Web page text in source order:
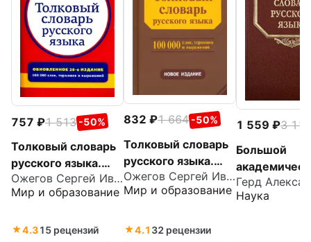
757 1 513 -50%
Толковый словарь
русского языка.
Около 100000
слов, терминов и
выражений
Ожегов Сергей Иванович
Мир и образование
4.315 рецензий
832 1 664 -50%
Толковый словарь
русского языка.
Около 100 000
слов, терминов и
выражений
Ожегов Сергей Иванович
Мир и образование
4.1 32 рецензии
1 559
3 117
Большой
словарь
языка. Том
Наука